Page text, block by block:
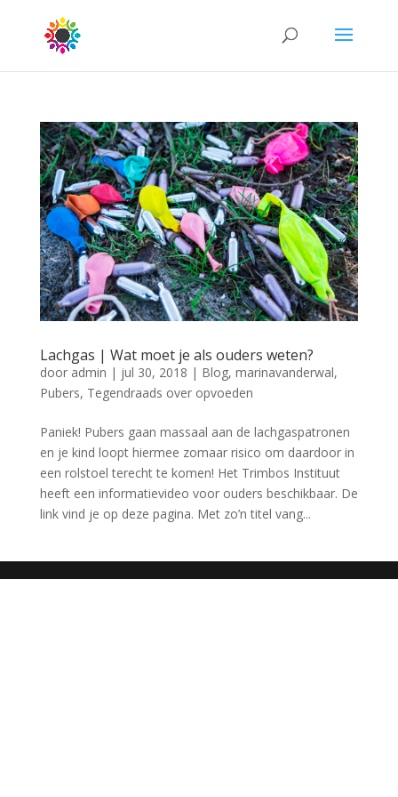
Lachgas | Wat moet je als ouders weten?
door admin | jul 30, 2018 | Blog, marinavanderwal,
Pubers, Tegendraads over opvoeden
Paniek! Pubers gaan massaal aan de lachgaspatronen
en je kind loopt hiermee zomaar risico om daardoor in
een rolstoel terecht te komen! Het Trimbos Instituut
heeft een informatievideo voor ouders beschikbaar. De
link vind je op deze pagina. Met zo’n titel vang...